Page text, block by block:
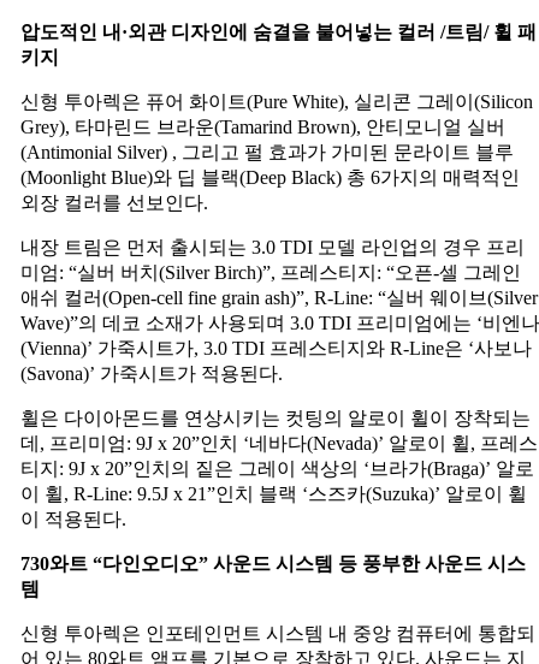
압도적인 내 ·외관 디자인에 숨결을 불어넣는 컬러 /트림/ 휠 패
키지
신형 투아렉은 퓨어 화이트(Pure White), 실리콘 그레이(Silicon
Grey), 타마린드 브라운(Tamarind Brown), 안티모니얼 실버
(Antimonial Silver) , 그리고 펄 효과가 가미된 문라이트 블루
(Moonlight Blue)와 딥 블랙(Deep Black) 총 6가지의 매력적인
외장 컬러를 선보인다.
내장 트림은 먼저 출시되는 3.0 TDI 모델 라인업의 경우 프리
미엄: “실버 버치(Silver Birch)”, 프레스티지: “오픈-셀 그레인
애쉬 컬러(Open-cell fine grain ash)”, R-Line: “실버 웨이브(Silver
Wave)”의 데코 소재가 사용되며 3.0 TDI 프리미엄에는 ‘비엔나
(Vienna)’ 가죽시트가, 3.0 TDI 프레스티지와 R-Line은 ‘사보나
(Savona)’ 가죽시트가 적용된다.
휠은 다이아몬드를 연상시키는 컷팅의 알로이 휠이 장착되는
데, 프리미엄: 9J x 20”인치 ‘네바다(Nevada)’ 알로이 휠, 프레스
티지: 9J x 20”인치의 짙은 그레이 색상의 ‘브라가(Braga)’ 알로
이 휠, R-Line: 9.5J x 21”인치 블랙 ‘스즈카(Suzuka)’ 알로이 휠
이 적용된다.
730와트“다인오디오” 사운드 시스템 등 풍부한 사운드 시스
템
신형 투아렉은 인포테인먼트 시스템 내 중앙 컴퓨터에 통합되
어 있는 80와트 앰프를 기본으로 장착하고 있다. 사운드는 지